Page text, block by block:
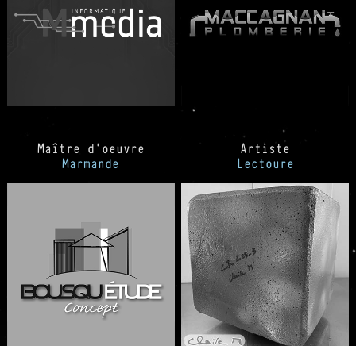
Maître d'oeuvre
Marmande
Artiste
Lectoure